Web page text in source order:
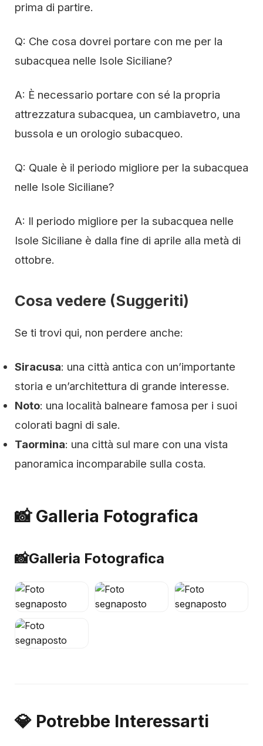
prima di partire.
Q: Che cosa dovrei portare con me per la
subacquea nelle Isole Siciliane?
A: È necessario portare con sé la propria
attrezzatura subacquea, un cambiavetro, una
bussola e un orologio subacqueo.
Q: Quale è il periodo migliore per la subacquea
nelle Isole Siciliane?
A: Il periodo migliore per la subacquea nelle
Isole Siciliane è dalla fine di aprile alla metà di
ottobre.
Cosa vedere (Suggeriti)
Se ti trovi qui, non perdere anche:
Siracusa: una città antica con un’importante
storia e un’architettura di grande interesse.
Noto: una località balneare famosa per i suoi
colorati bagni di sale.
Taormina: una città sul mare con una vista
panoramica incomparabile sulla costa.
📸 Galleria Fotografica
📸Galleria Fotografica
💎 Potrebbe Interessarti